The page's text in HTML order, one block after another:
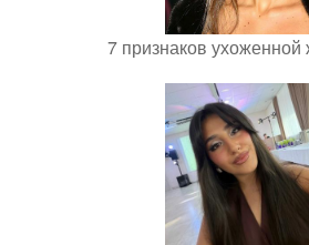
7 признаков